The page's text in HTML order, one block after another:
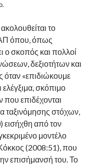
το
όπου, όπως
ο σκοπός και πολλοί
δεξιοτήτων και
«επιδιώκουμε
σκόπιμο
που επιδέχονται
ταξινόμησης στόχων,
από τον
μοντέλο
(2008:51), που
επισήμανσή του. Το